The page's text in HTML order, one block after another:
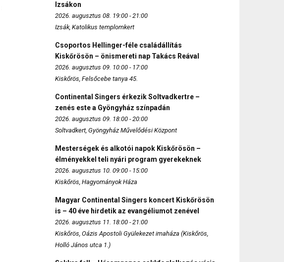
Izsákon
2026. augusztus 08. 19:00 - 21:00
Izsák, Katolikus templomkert
Csoportos Hellinger-féle családállítás
Kiskőrösön – önismereti nap Takács Reával
2026. augusztus 09. 10:00 - 17:00
Kiskőrös, Felsőcebe tanya 45.
Continental Singers érkezik Soltvadkertre –
zenés este a Gyöngyház színpadán
2026. augusztus 09. 18:00 - 20:00
Soltvadkert, Gyöngyház Művelődési Központ
Mesterségek és alkotói napok Kiskőrösön –
élményekkel teli nyári program gyerekeknek
2026. augusztus 10. 09:00 - 15:00
Kiskőrös, Hagyományok Háza
Magyar Continental Singers koncert Kiskőrösön
is – 40 éve hirdetik az evangéliumot zenével
2026. augusztus 11. 18:00 - 21:00
Kiskőrös, Oázis Apostoli Gyülekezet imaháza (Kiskőrös,
Holló János utca 1.)